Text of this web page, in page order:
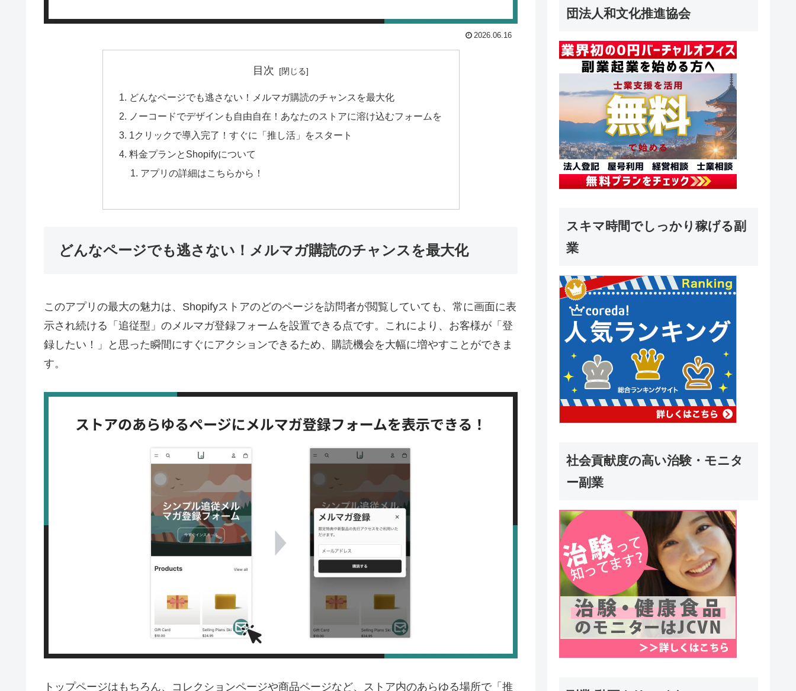
2026.06.16
目次
どんなページでも逃さない！メルマガ購読のチャンスを最大化
ノーコードでデザインも自由自在！あなたのストアに溶け込むフォームを
1クリックで導入完了！すぐに「推し活」をスタート
料金プランとShopifyについて
アプリの詳細はこちらから！
どんなページでも逃さない！メルマガ購読のチャンスを最大化
このアプリの最大の魅力は、Shopifyストアのどのページを訪問者が閲覧していても、常に画面に表
示され続ける「追従型」のメルマガ登録フォームを設置できる点です。これにより、お客様が「登
録したい！」と思った瞬間にすぐにアクションできるため、購読機会を大幅に増やすことができま
す。
トップページはもちろん、コレクションページや商品ページなど、ストア内のあらゆる場所で「推
団法人和文化推進協会
スキマ時間でしっかり稼げる副
業
社会貢献度の高い治験・モニタ
ー副業